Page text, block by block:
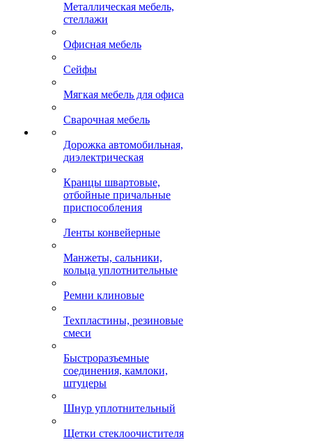
Металлическая мебель,
стеллажи
Офисная мебель
Сейфы
Мягкая мебель для офиса
Сварочная мебель
Дорожка автомобильная,
диэлектрическая
Кранцы швартовые,
отбойные причальные
приспособления
Ленты конвейерные
Манжеты, сальники,
кольца уплотнительные
Ремни клиновые
Техпластины, резиновые
смеси
Быстроразъемные
соединения, камлоки,
штуцеры
Шнур уплотнительный
Щетки стеклоочистителя